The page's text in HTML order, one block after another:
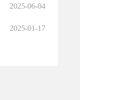
2025-06-04
2025-01-17